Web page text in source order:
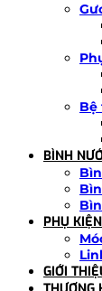
Bệ
BÌNH
PHỤ
GIỚI